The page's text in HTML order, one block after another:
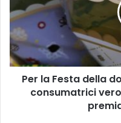
donna
Coldiretti
omaggia
le
consumatrici
veronesi
Per la Festa della
consumatrici